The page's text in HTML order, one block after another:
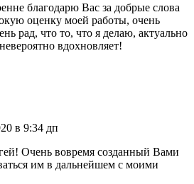
благодарю Вас за добрые слова
оценку моей работы, очень
рад, что то, что я делаю, актуально
вдохновляет!
в 9:34 дп
Очень вовремя созданный Вами
им в дальнейшем с моими